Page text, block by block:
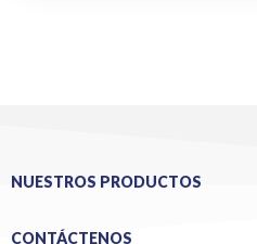
NUESTROS PRODUCTOS
CONTÁCTENOS